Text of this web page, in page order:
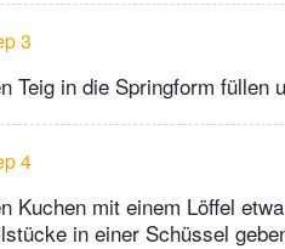
3
Teig in die Springform füllen
4
Kuchen mit einem Löffel
in einer Schüssel